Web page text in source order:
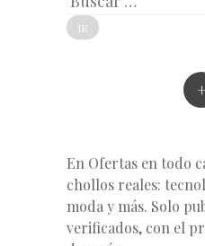
+
En Ofertas en todo
chollos reales:
moda y más. Solo
verificados, con el